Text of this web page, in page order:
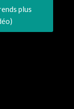
plus